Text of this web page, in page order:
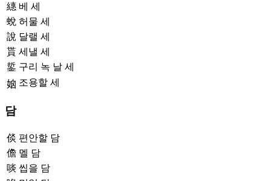
繐 베 세
蛻 허물 세
說 달랠 세
貰 세낼 세
銴 구리 녹 날 세
𡜧 조용할 세
담
倓 편안할 담
儋 멜 담
啖 씹을 담